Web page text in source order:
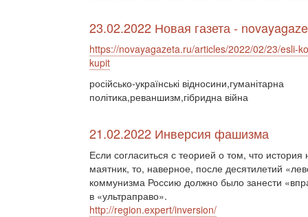
23.02.2022 Новая газета -
https://novayagazeta.ru/articles/2022/02/23/esli-
kupit
російсько-українські відносини,гуманітарна
політика,реваншизм,гібридна війна
21.02.2022 Инверсия фашизма
Если согласиться с теорией о том, что
маятник, то, наверное, после десятилетий
коммунизма Россию должно было занести
в «ультраправо».
http://region.expert/inversion/